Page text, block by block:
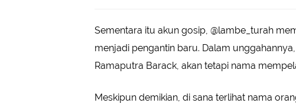
Sementara itu akun gosip, @lambe_turah
menjadi pengantin baru. Dalam
Ramaputra Barack, akan tetapi nama
Meskipun demikian, di sana terlihat nama